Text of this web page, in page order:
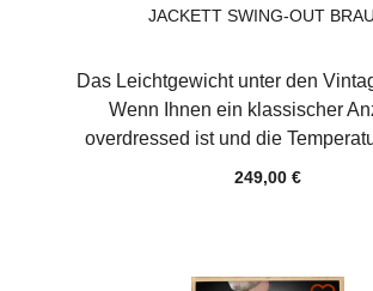
JACKETT SWING-OUT
Das Leichtgewicht unter den
Wenn Ihnen ein klassischer
overdressed ist und die
absoluter Bequemlichkeit und
Hingucker befindet sich auf der
249,00 €